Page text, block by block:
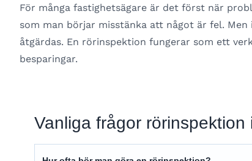
För många fastighetsägare är det först när
som man börjar misstänka att något är fel.
åtgärdas. En rörinspektion fungerar som ett
besparingar.
Vanliga frågor rörinspektion